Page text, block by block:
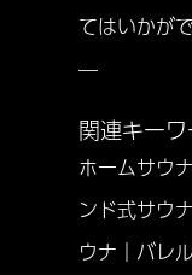
てはいかが
—
関連キー
ホームサウ
ンド式サウ
ウナ｜バレ